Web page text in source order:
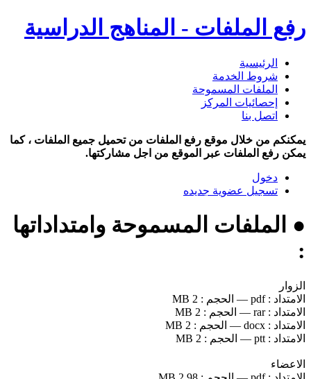
رفع الملفات - المناهج الدراسية
الرئيسية
شروط الخدمة
الملفات المسموحة
إحصائيات المركز
اتصل بنا
يمكنكم من خلال موقع رفع الملفات من تحميل جميع الملفات ، كما
يمكن رفع الملفات عبر الموقع من اجل مشاركتها.
دخول
تسجيل عضوية جديده
● الملفات المسموحة وامتداداتها
:
الزوار
الامتداد :pdf
— الحجم : 2 MB
الامتداد :rar
— الحجم : 2 MB
الامتداد : docx
— الحجم : 2 MB
الامتداد : ptt
— الحجم : 2 MB
الاعضاء